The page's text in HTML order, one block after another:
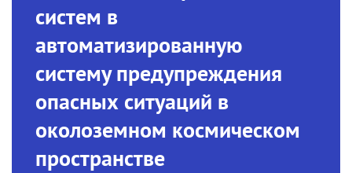
систем в
автоматизированную
систему предупреждения
опасных ситуаций в
околоземном космическом
пространстве